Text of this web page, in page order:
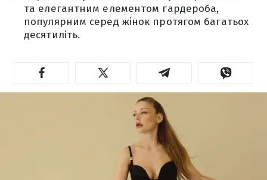
та елегантним елементом гардероба,
популярним серед жінок протягом багатьох
десятиліть.